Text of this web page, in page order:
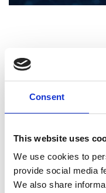
Consent
This website uses
We use cookies to
provide social media
We also share
In questa
Michela e
momenti
il 22 marzo
apertura del
conferimento